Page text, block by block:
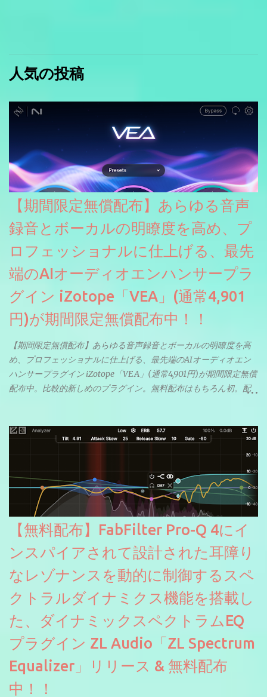
人気の投稿
【期間限定無償配布】あらゆる音声
録音とボーカルの明瞭度を高め、プ
ロフェッショナルに仕上げる、最先
端のAIオーディオエンハンサープラ
グイン iZotope「VEA」(通常4,901
円)が期間限定無償配布中！！
【期間限定無償配布】あらゆる音声録音とボーカルの明瞭度を高
め、プロフェッショナルに仕上げる、最先端のAIオーディオエン
ハンサープラグイン iZotope「VEA」(通常4,901円)が期間限定無償
配布中。比較的新しめのプラグイン。無料配布はもちろん初。配
【無料配布】FabFilter Pro-Q 4にイ
ンスパイアされて設計された耳障り
なレゾナンスを動的に制御するスペ
クトラルダイナミクス機能を搭載し
た、ダイナミックスペクトラムEQ
プラグイン ZL Audio「ZL Spectrum
Equalizer」リリース & 無料配布
中！！